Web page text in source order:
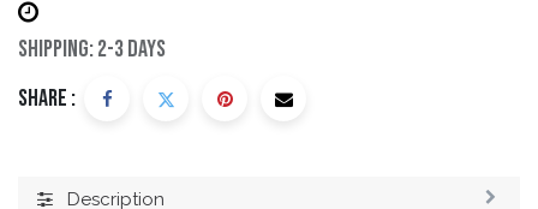
Shipping: 2-3 Days
Share :
Description